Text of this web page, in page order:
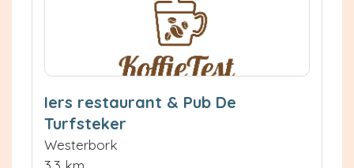
Iers restaurant & Pub De
Turfsteker
Westerbork